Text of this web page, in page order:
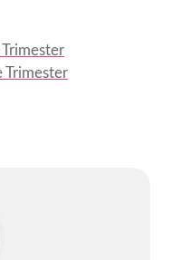
Trimester